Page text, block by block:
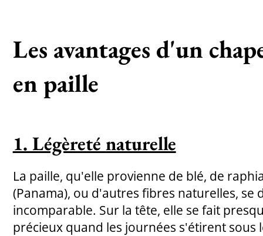
Les avantages d'un
en paille
1. Légèreté naturelle
La paille, qu'elle provienne de blé, de
(Panama), ou d'autres fibres naturelles, se
incomparable. Sur la tête, elle se fait
précieux quand les journées s'étirent sous